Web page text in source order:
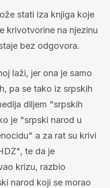
stati iza knjiga koje
krivotvorine na njezinu
bez odgovora.
laži, jer ona je samo
pa se tako iz srpskih
diljem "srpskih
je "srpski narod u
a za rat su krivi
te da je
krizu, razbio
narod koji se morao